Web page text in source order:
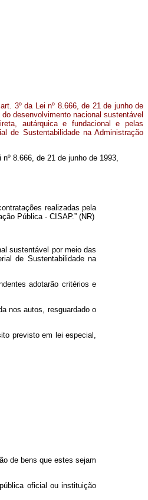
3º da Lei nº 8.666, de 21 de junho de
desenvolvimento nacional sustentável
autárquica e fundacional e pelas
de Sustentabilidade na Administração
8.666, de 21 de junho de 1993,
realizadas pela
Pública - CISAP.” (NR)
sustentável por meio das
de Sustentabilidade na
adotarão critérios e
nos autos, resguardado o
previsto em lei especial,
de bens que estes sejam
oficial ou instituição